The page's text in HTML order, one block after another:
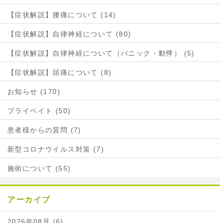
【症状解説】腰痛について (14)
【症状解説】自律神経について (80)
【症状解説】自律神経について（パニック・動悸） (5)
【症状解説】頭痛について (8)
お知らせ (170)
プライベイト (50)
患者様からの質問 (7)
新型コロナウイルス対策 (7)
施術について (55)
アーカイブ
2026年08月 (6)